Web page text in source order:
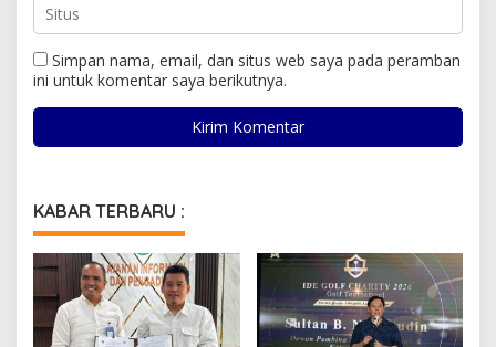
Simpan nama, email, dan situs web saya pada peramban
ini untuk komentar saya berikutnya.
KABAR TERBARU :